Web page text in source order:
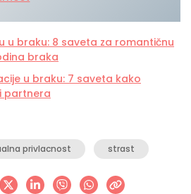
u braku: 8 saveta za romantičnu
braka
u braku: 7 saveta kako
partnera
privlacnost strast